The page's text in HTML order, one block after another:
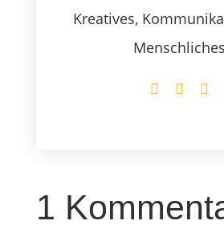
Kreatives,
Menschliches
1